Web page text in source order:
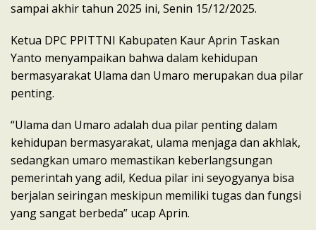
sampai akhir tahun 2025 ini, Senin 15/12/2025.
Ketua DPC PPITTNI Kabupaten Kaur Aprin Taskan
Yanto menyampaikan bahwa dalam kehidupan
bermasyarakat Ulama dan Umaro merupakan dua pilar
penting.
“Ulama dan Umaro adalah dua pilar penting dalam
kehidupan bermasyarakat, ulama menjaga dan akhlak,
sedangkan umaro memastikan keberlangsungan
pemerintah yang adil, Kedua pilar ini seyogyanya bisa
berjalan seiringan meskipun memiliki tugas dan fungsi
yang sangat berbeda” ucap Aprin.